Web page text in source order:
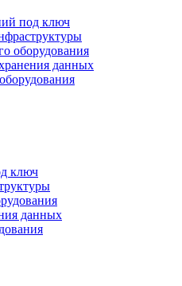
под ключ
оборудования
данных
ключ
данных